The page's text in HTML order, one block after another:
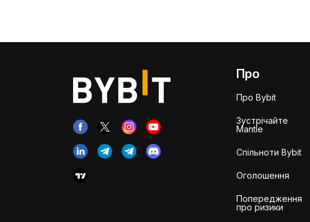
Про
Про Bybit
Зустрічайте
Mantle
Спільноти Bybit
Оголошення
Попередження
про ризики